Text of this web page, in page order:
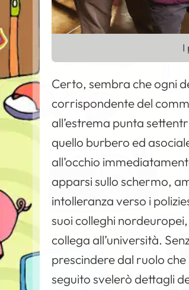
I
Certo, sembra che ogni
corrispondente del
all’estrema punta
quello burbero ed
all’occhio
apparsi sullo schermo,
intolleranza verso i
suoi colleghi
collega all’università.
prescindere dal ruolo
seguito svelerò dettagli